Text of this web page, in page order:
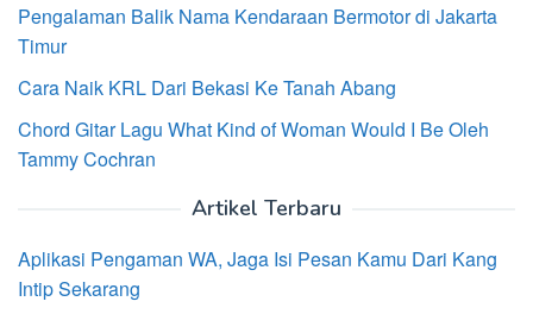
Pengalaman Balik Nama Kendaraan Bermotor di Jakarta
Timur
Cara Naik KRL Dari Bekasi Ke Tanah Abang
Chord Gitar Lagu What Kind of Woman Would I Be Oleh
Tammy Cochran
Artikel Terbaru
Aplikasi Pengaman WA, Jaga Isi Pesan Kamu Dari Kang
Intip Sekarang